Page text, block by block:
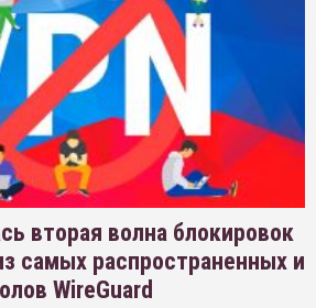
вторая волна блокировок
самых распространенных и
WireGuard